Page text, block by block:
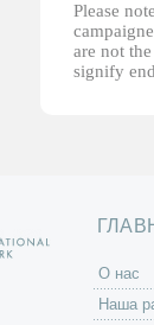
Please
are not
signify
O нас
Наша